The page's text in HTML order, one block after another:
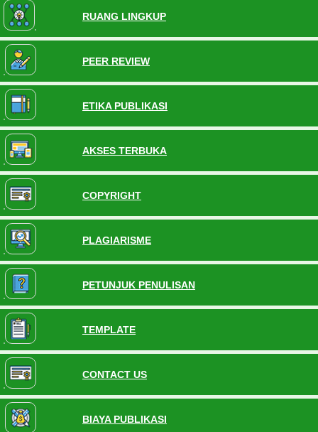
RUANG LINGKUP
PEER REVIEW
ETIKA PUBLIKASI
AKSES TERBUKA
COPYRIGHT
PLAGIARISME
PETUNJUK PENULISAN
TEMPLATE
CONTACT US
BIAYA PUBLIKASI